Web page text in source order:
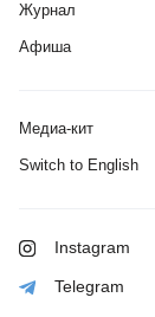
Журнал
Афиша
Медиа-кит
Switch to English
Instagram
Telegram